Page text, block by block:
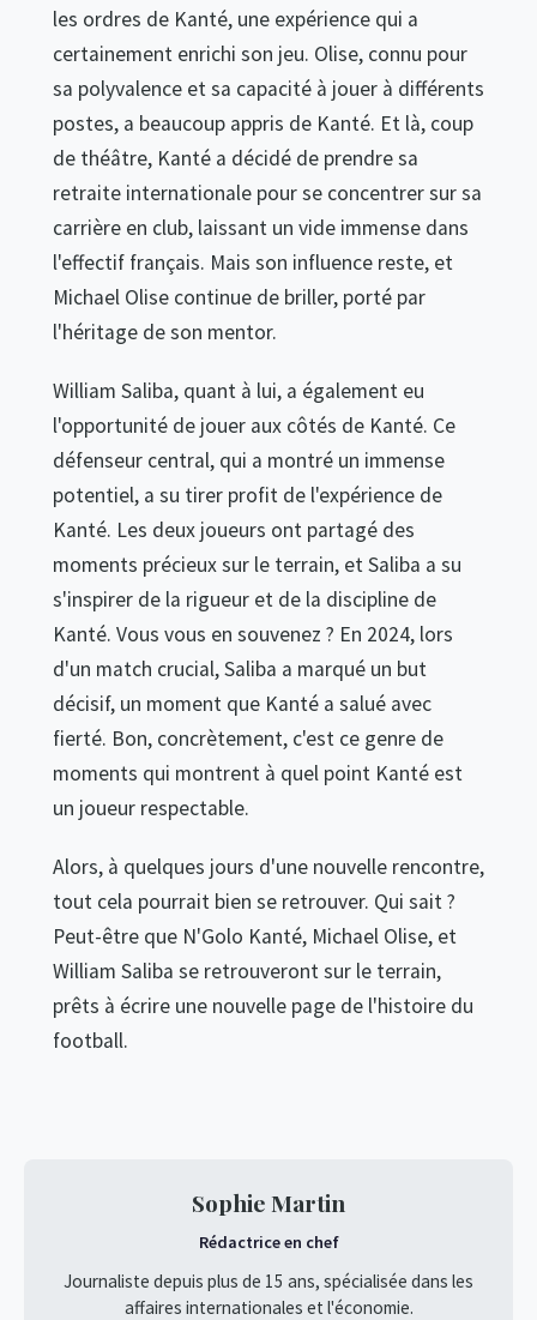
les ordres de Kanté, une expérience qui a
certainement enrichi son jeu. Olise, connu pour
sa polyvalence et sa capacité à jouer à différents
postes, a beaucoup appris de Kanté. Et là, coup
de théâtre, Kanté a décidé de prendre sa
retraite internationale pour se concentrer sur sa
carrière en club, laissant un vide immense dans
l'effectif français. Mais son influence reste, et
Michael Olise continue de briller, porté par
l'héritage de son mentor.
William Saliba, quant à lui, a également eu
l'opportunité de jouer aux côtés de Kanté. Ce
défenseur central, qui a montré un immense
potentiel, a su tirer profit de l'expérience de
Kanté. Les deux joueurs ont partagé des
moments précieux sur le terrain, et Saliba a su
s'inspirer de la rigueur et de la discipline de
Kanté. Vous vous en souvenez ? En 2024, lors
d'un match crucial, Saliba a marqué un but
décisif, un moment que Kanté a salué avec
fierté. Bon, concrètement, c'est ce genre de
moments qui montrent à quel point Kanté est
un joueur respectable.
Alors, à quelques jours d'une nouvelle rencontre,
tout cela pourrait bien se retrouver. Qui sait ?
Peut-être que N'Golo Kanté, Michael Olise, et
William Saliba se retrouveront sur le terrain,
prêts à écrire une nouvelle page de l'histoire du
football.
Sophie Martin
Rédactrice en chef
Journaliste depuis plus de 15 ans, spécialisée dans les
affaires internationales et l'économie.